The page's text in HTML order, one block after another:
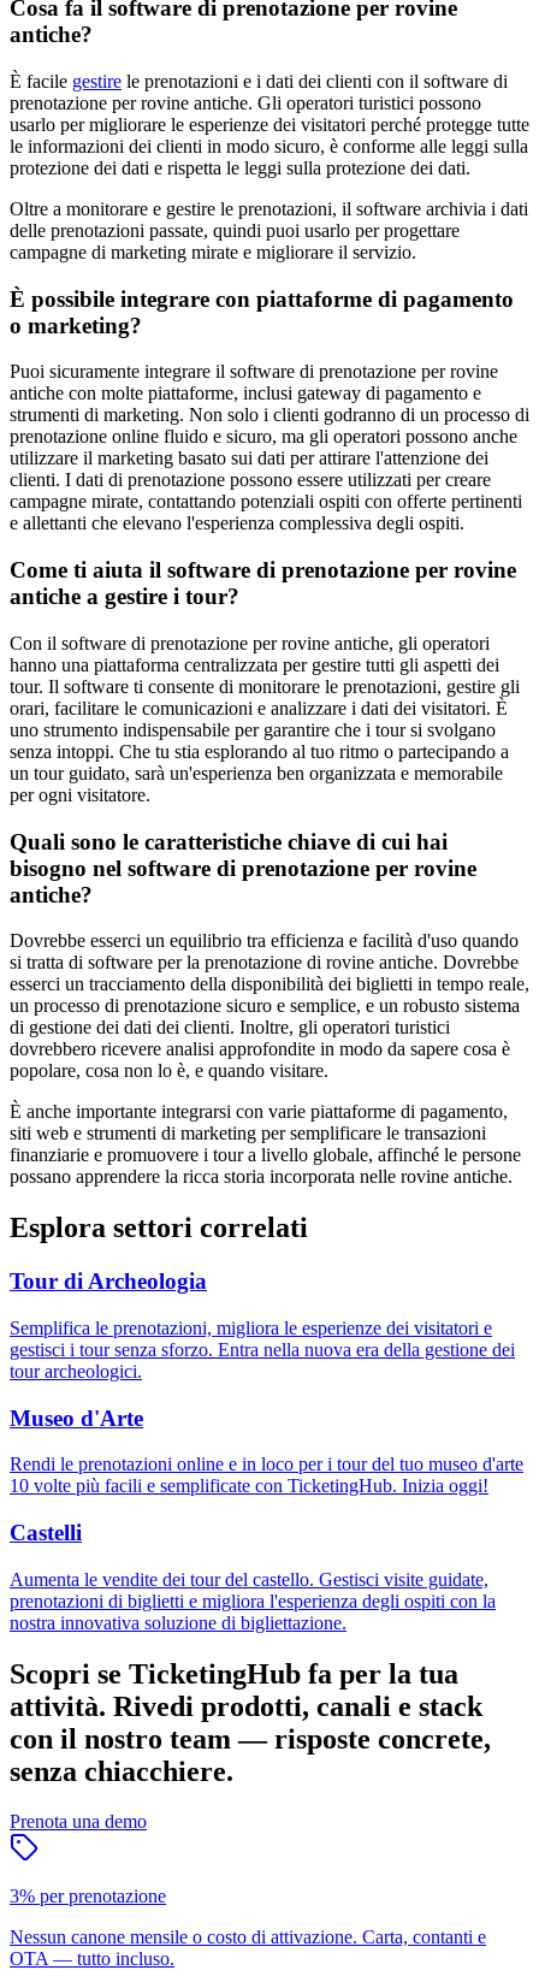
Cosa fa il software di prenotazione per rovine
antiche?
È facile gestire le prenotazioni e i dati dei clienti con il software di
prenotazione per rovine antiche. Gli operatori turistici possono
usarlo per migliorare le esperienze dei visitatori perché protegge tutte
le informazioni dei clienti in modo sicuro, è conforme alle leggi sulla
protezione dei dati e rispetta le leggi sulla protezione dei dati.
Oltre a monitorare e gestire le prenotazioni, il software archivia i dati
delle prenotazioni passate, quindi puoi usarlo per progettare
campagne di marketing mirate e migliorare il servizio.
È possibile integrare con piattaforme di pagamento
o marketing?
Puoi sicuramente integrare il software di prenotazione per rovine
antiche con molte piattaforme, inclusi gateway di pagamento e
strumenti di marketing. Non solo i clienti godranno di un processo di
prenotazione online fluido e sicuro, ma gli operatori possono anche
utilizzare il marketing basato sui dati per attirare l'attenzione dei
clienti. I dati di prenotazione possono essere utilizzati per creare
campagne mirate, contattando potenziali ospiti con offerte pertinenti
e allettanti che elevano l'esperienza complessiva degli ospiti.
Come ti aiuta il software di prenotazione per rovine
antiche a gestire i tour?
Con il software di prenotazione per rovine antiche, gli operatori
hanno una piattaforma centralizzata per gestire tutti gli aspetti dei
tour. Il software ti consente di monitorare le prenotazioni, gestire gli
orari, facilitare le comunicazioni e analizzare i dati dei visitatori. È
uno strumento indispensabile per garantire che i tour si svolgano
senza intoppi. Che tu stia esplorando al tuo ritmo o partecipando a
un tour guidato, sarà un'esperienza ben organizzata e memorabile
per ogni visitatore.
Quali sono le caratteristiche chiave di cui hai
bisogno nel software di prenotazione per rovine
antiche?
Dovrebbe esserci un equilibrio tra efficienza e facilità d'uso quando
si tratta di software per la prenotazione di rovine antiche. Dovrebbe
esserci un tracciamento della disponibilità dei biglietti in tempo reale,
un processo di prenotazione sicuro e semplice, e un robusto sistema
di gestione dei dati dei clienti. Inoltre, gli operatori turistici
dovrebbero ricevere analisi approfondite in modo da sapere cosa è
popolare, cosa non lo è, e quando visitare.
È anche importante integrarsi con varie piattaforme di pagamento,
siti web e strumenti di marketing per semplificare le transazioni
finanziarie e promuovere i tour a livello globale, affinché le persone
possano apprendere la ricca storia incorporata nelle rovine antiche.
Esplora settori correlati
Tour di Archeologia
Semplifica le prenotazioni, migliora le esperienze dei visitatori e
gestisci i tour senza sforzo. Entra nella nuova era della gestione dei
tour archeologici.
Museo d'Arte
Rendi le prenotazioni online e in loco per i tour del tuo museo d'arte
10 volte più facili e semplificate con TicketingHub. Inizia oggi!
Castelli
Aumenta le vendite dei tour del castello. Gestisci visite guidate,
prenotazioni di biglietti e migliora l'esperienza degli ospiti con la
nostra innovativa soluzione di bigliettazione.
Scopri se TicketingHub fa per la tua
attività. Rivedi prodotti, canali e stack
con il nostro team — risposte concrete,
senza chiacchiere.
Prenota una demo
3% per prenotazione
Nessun canone mensile o costo di attivazione. Carta, contanti e
OTA — tutto incluso.